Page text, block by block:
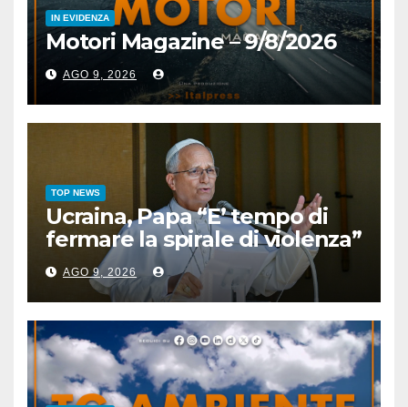
IN EVIDENZA
Motori Magazine – 9/8/2026
AGO 9, 2026
TOP NEWS
Ucraina, Papa “E’ tempo di
fermare la spirale di violenza”
AGO 9, 2026